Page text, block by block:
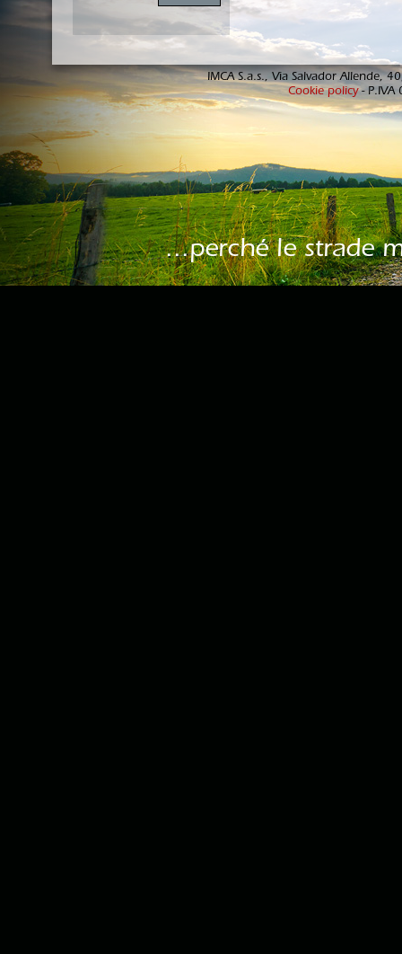
IMCA S.a.s., Via Salvador Allende,
Cookie policy- P.IVA
...perché le strade